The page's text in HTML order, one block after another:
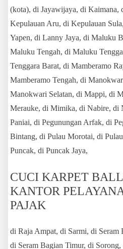
(kota), di Jayawijaya, di Kaimana,
Kepulauan Aru, di Kepulauan
Yapen, di Lanny Jaya, di Maluku
Maluku Tengah, di Maluku
Tenggara Barat, di Mamberamo
Mamberamo Tengah, di
Manokwari Selatan, di Mappi, di
Merauke, di Mimika, di Nabire, di
Paniai, di Pegunungan Arfak, di
Bintang, di Pulau Morotai, di
Puncak, di Puncak Jaya,
CUCI KARPET
KANTOR
PAJAK
di Raja Ampat, di Sarmi, di Seram
di Seram Bagian Timur, di